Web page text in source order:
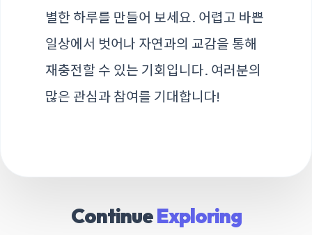
별한 하루를 만들어 보세요. 어렵고 바쁜
일상에서 벗어나 자연과의 교감을 통해
재충전할 수 있는 기회입니다. 여러분의
많은 관심과 참여를 기대합니다!
ContinueExploring